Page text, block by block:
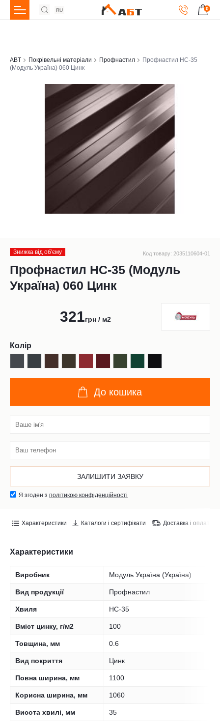
RU 0
ABT Покрівельні матеріали Профнастил
Профнастил НС-35
(Модуль Україна) 060 Цинк
Знижка від обʹєму Код товару: 2035110604-01
Профнастил НС-35 (Модуль
Україна) 060 Цинк
321грн / м2
Колір
До кошика
Я згоден з політикою конфіденційності
Характеристики Каталоги і сертифікати Доставка і оплата
Характеристики
Виробник Модуль Україна (Україна)
Вид продукції Профнастил
Хвиля НС-35
Вміст цинку, г/м2 100
Товщина, мм 0.6
Вид покриття Цинк
Повна ширина, мм 1100
Корисна ширина, мм 1060
Висота хвилі, мм 35